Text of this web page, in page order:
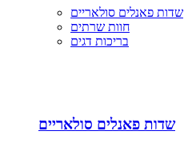
שדות פאנלים סולאריים
חוות שרתים
בריכות דגים
שדות פאנלים סולאריים